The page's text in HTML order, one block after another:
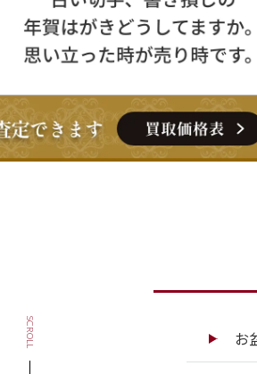
SCROLL お